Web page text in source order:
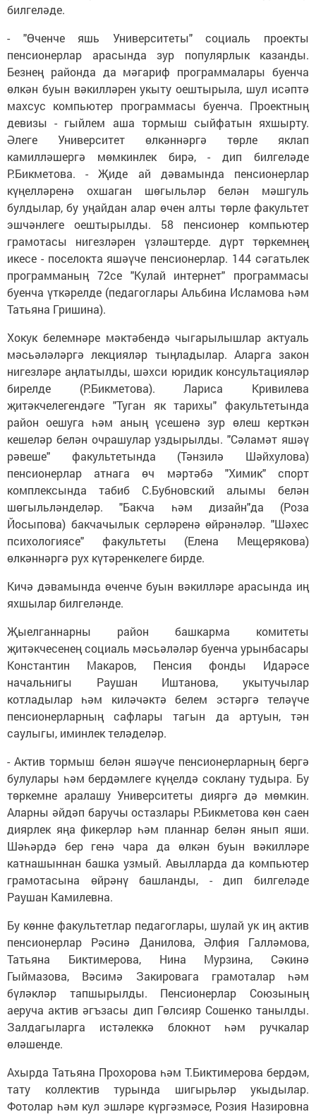
билгеләде.
- "Өченче яшь Университеты" социаль проекты
пенсионерлар арасында зур популярлык казанды.
Безнең районда да мәгариф программалары буенча
өлкән буын вәкилләрен укыту оештырыла, шул исәптә
махсус компьютер программасы буенча. Проектның
девизы - гыйлем аша тормыш сыйфатын яхшырту.
Әлеге Университет өлкәннәргә төрле яклап
камилләшергә мөмкинлек бирә, - дип билгеләде
Р.Бикметова. - Җиде ай дәвамында пенсионерлар
күңелләренә охшаган шөгыльләр белән мәшгуль
булдылар, бу уңайдан алар өчен алты төрле факультет
эшчәнлеге оештырылды. 58 пенсионер компьютер
грамотасы нигезләрен үзләштерде. дүрт төркемнең
икесе - поселокта яшәүче пенсионерлар. 144 сәгатьлек
программаның 72се "Кулай интернет" программасы
буенча үткәрелде (педагоглары Альбина Исламова һәм
Татьяна Гришина).
Хокук белемнәре мәктәбендә чыгарылышлар актуаль
мәсьәләләргә лекцияләр тыңладылар. Аларга закон
нигезләре аңлатылды, шәхси юридик консультацияләр
бирелде (Р.Бикметова). Лариса Кривилева
җитәкчелегендәге "Туган як тарихы" факультетында
район оешуга һәм аның үсешенә зур өлеш керткән
кешеләр белән очрашулар уздырылды. "Сәламәт яшәү
рәвеше" факультетында (Тәнзилә Шәйхулова)
пенсионерлар атнага өч мәртәбә "Химик" спорт
комплексында табиб С.Бубновский алымы белән
шөгыльләнделәр. "Бакча һәм дизайн"да (Роза
Йосыпова) бакчачылык серләренә өйрәнәләр. "Шәхес
психологиясе" факультеты (Елена Мещерякова)
өлкәннәргә рух күтәренкелеге бирде.
Кичә дәвамында өченче буын вәкилләре арасында иң
яхшылар билгеләнде.
Җыелганнарны район башкарма комитеты
җитәкчесенең социаль мәсьәләләр буенча урынбасары
Константин Макаров, Пенсия фонды Идарәсе
начальнигы Раушан Иштанова, укытучылар
котладылар һәм киләчәктә белем эстәргә теләүче
пенсионерларның сафлары тагын да артуын, тән
саулыгы, иминлек теләделәр.
- Актив тормыш белән яшәүче пенсионерларның бергә
булулары һәм бердәмлеге күңелдә соклану тудыра. Бу
төркемне аралашу Университеты дияргә дә мөмкин.
Аларны әйдәп баручы остазлары Р.Бикметова көн саен
диярлек яңа фикерләр һәм планнар белән янып яши.
Шәһәрдә бер генә чара да өлкән буын вәкилләре
катнашыннан башка узмый. Авылларда да компьютер
грамотасына өйрәнү башланды, - дип билгеләде
Раушан Камилевна.
Бу көнне факультетлар педагоглары, шулай ук иң актив
пенсионерлар Рәсинә Данилова, Әлфия Галләмова,
Татьяна Биктимерова, Нина Мурзина, Сәкинә
Гыймазова, Вәсимә Закировага грамоталар һәм
бүләкләр тапшырылды. Пенсионерлар Союзының
аеруча актив әгъзасы дип Гөлсияр Сошенко танылды.
Залдагыларга истәлеккә блокнот һәм ручкалар
өләшенде.
Ахырда Татьяна Прохорова һәм Т.Биктимерова бердәм,
тату коллектив турында шигырьләр укыдылар.
Фотолар һәм кул эшләре күргәзмәсе, Розия Назировна